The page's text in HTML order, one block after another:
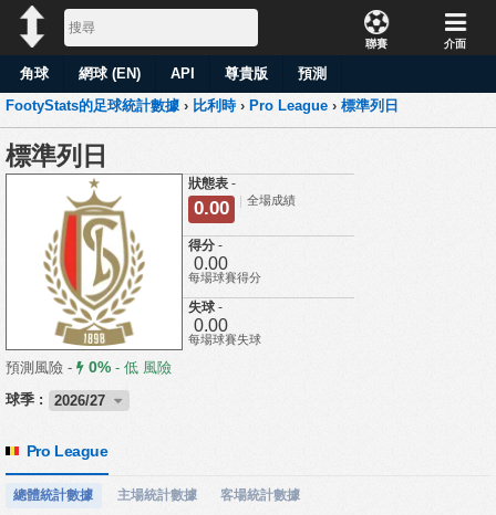
聯賽 介面
角球 網球 (EN) API 尊貴版
預測
FootyStats的足球統計數據 › 比利時› Pro League › 標準列日
標準列日
狀態表 -
0.00 全場成績
得分 -
0.00
每場球賽得分
失球 -
0.00
每場球賽失球
預測風險 - 0% - 低 風險
球季 :
2026/27
Pro League
總體統計數據 主場統計數據 客場統計數據